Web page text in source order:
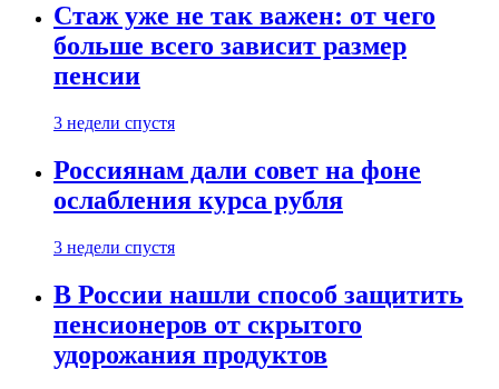
Стаж уже не так важен: от чего
больше всего зависит размер
пенсии
3 недели спустя
Россиянам дали совет на фоне
ослабления курса рубля
3 недели спустя
В России нашли способ защитить
пенсионеров от скрытого
удорожания продуктов